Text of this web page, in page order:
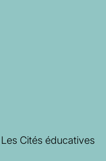
Cités éducatives